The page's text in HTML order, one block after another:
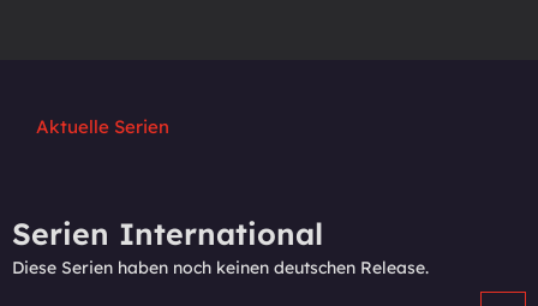
Aktuelle Serien
Serien International
Diese Serien haben noch keinen deutschen Release.